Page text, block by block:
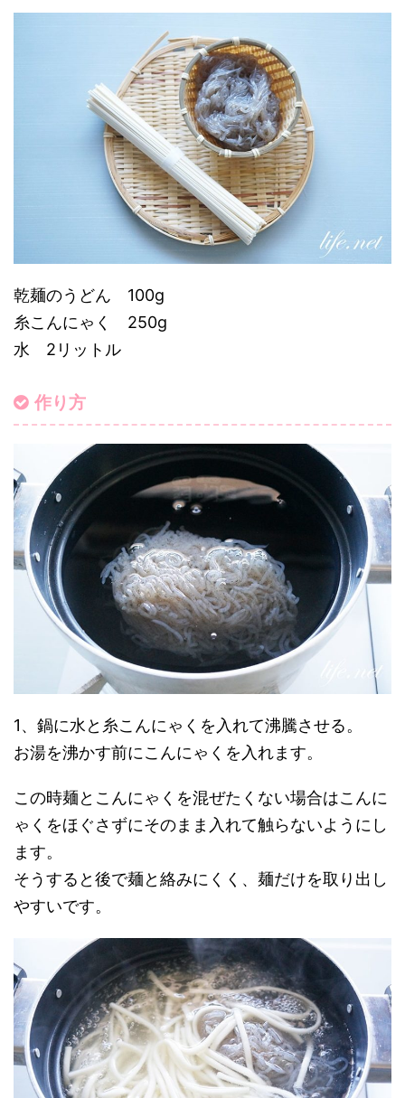
乾麺のうどん 100g
糸こんにゃく 250g
水 2リットル
作り方
1、鍋に水と糸こんにゃくを入れて沸騰させる。
お湯を沸かす前にこんにゃくを入れます。
この時麺とこんにゃくを混ぜたくない場合はこんに
ゃくをほぐさずにそのまま入れて触らないようにし
ます。
そうすると後で麺と絡みにくく、麺だけを取り出し
やすいです。